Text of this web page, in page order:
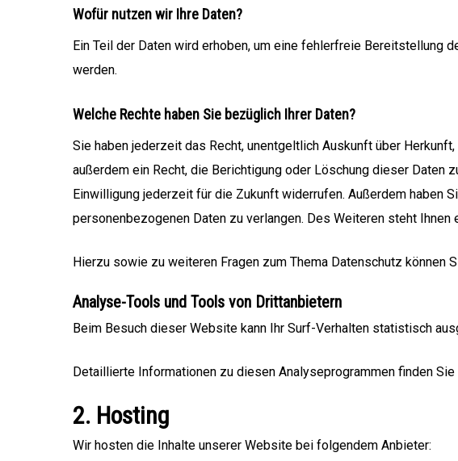
Wofür nutzen wir Ihre Daten?
Ein Teil der Daten wird erhoben, um eine fehlerfreie Bereitstellung
werden.
Welche Rechte haben Sie bezüglich Ihrer Daten?
Sie haben jederzeit das Recht, unentgeltlich Auskunft über
außerdem ein Recht, die Berichtigung oder Löschung dieser Daten
Einwilligung jederzeit für die Zukunft widerrufen. Außerdem haben
personenbezogenen Daten zu verlangen. Des Weiteren steht
Hierzu sowie zu weiteren Fragen zum Thema Datenschutz können
Analyse-Tools und Tools von Dritt­anbietern
Beim Besuch dieser Website kann Ihr Surf-Verhalten statistisch
Detaillierte Informationen zu diesen Analyseprogrammen finden
2. Hosting
Wir hosten die Inhalte unserer Website bei folgendem Anbieter: